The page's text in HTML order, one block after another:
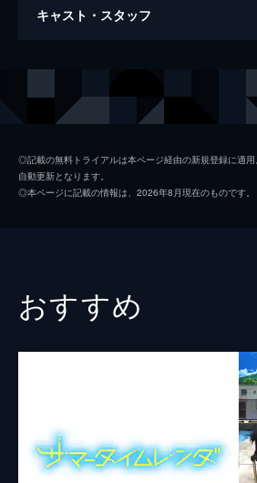
サマーウォーズ
キャスト・スタッフ
篠原夏希
篠原和雄
三輪直美
◎記載の無料トライアルは本ページ経由の新規登録に適
自動更新となります。
◎本ページに記載の情報は、2026年8月現在のものです。
おすすめ